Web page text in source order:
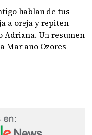
hablan de tus
a oreja y repiten
Adriana. Un resumen
Mariano Ozores